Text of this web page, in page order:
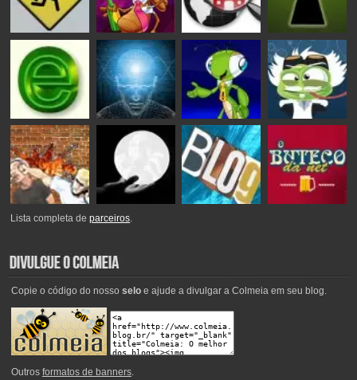
Lista completa deparceiros.
Copie o código do nosso seloe ajude a divulgar a Colmeia em seu blog.
Outros formatos de banners.